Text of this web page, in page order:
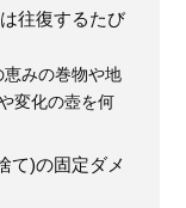
は往復するたび
恵みの巻物や地
変化の壺を何
て)の固定ダメ